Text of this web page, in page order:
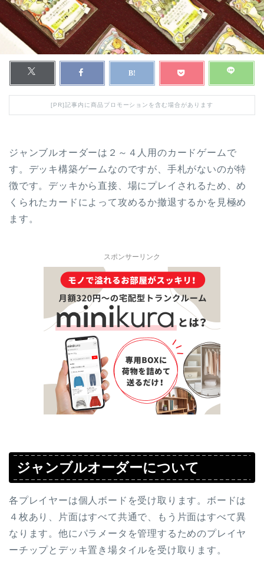
[PR]記事内に商品プロモーションを含む場合があります
ジャンブルオーダーは２～４人用のカードゲームで
す。デッキ構築ゲームなのですが、手札がないのが特
徴です。デッキから直接、場にプレイされるため、め
くられたカードによって攻めるか撤退するかを見極め
ます。
スポンサーリンク
ジャンブルオーダーについて
各プレイヤーは個人ボードを受け取ります。ボードは
４枚あり、片面はすべて共通で、もう片面はすべて異
なります。他にパラメータを管理するためのプレイヤ
ーチップとデッキ置き場タイルを受け取ります。